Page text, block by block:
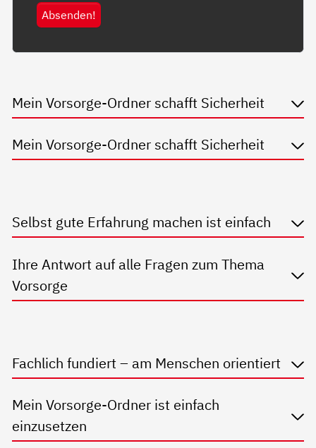
Absenden!
Mein Vorsorge-Ordner schafft Sicherheit
Mein Vorsorge-Ordner schafft Sicherheit
Selbst gute Erfahrung machen ist einfach
Ihre Antwort auf alle Fragen zum Thema
Vorsorge
Fachlich fundiert – am Menschen orientiert
Mein Vorsorge-Ordner ist einfach
einzusetzen